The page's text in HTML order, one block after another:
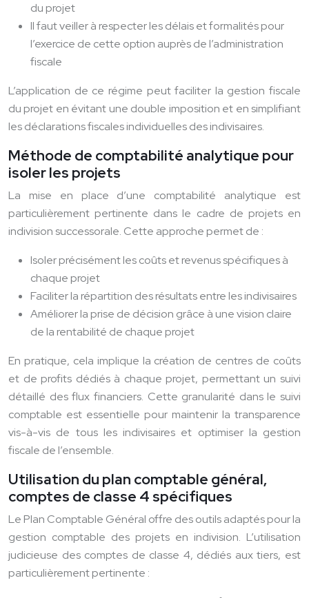
du projet
Il faut veiller à respecter les délais et formalités pour
l’exercice de cette option auprès de l’administration
fiscale
L’application de ce régime peut faciliter la gestion fiscale
du projet en évitant une double imposition et en simplifiant
les déclarations fiscales individuelles des indivisaires.
Méthode de comptabilité analytique pour
isoler les projets
La mise en place d’une comptabilité analytique est
particulièrement pertinente dans le cadre de projets en
indivision successorale. Cette approche permet de :
Isoler précisément les coûts et revenus spécifiques à
chaque projet
Faciliter la répartition des résultats entre les indivisaires
Améliorer la prise de décision grâce à une vision claire
de la rentabilité de chaque projet
En pratique, cela implique la création de centres de coûts
et de profits dédiés à chaque projet, permettant un suivi
détaillé des flux financiers. Cette granularité dans le suivi
comptable est essentielle pour maintenir la transparence
vis-à-vis de tous les indivisaires et optimiser la gestion
fiscale de l’ensemble.
Utilisation du plan comptable général,
comptes de classe 4 spécifiques
Le Plan Comptable Général offre des outils adaptés pour la
gestion comptable des projets en indivision. L’utilisation
judicieuse des comptes de classe 4, dédiés aux tiers, est
particulièrement pertinente :